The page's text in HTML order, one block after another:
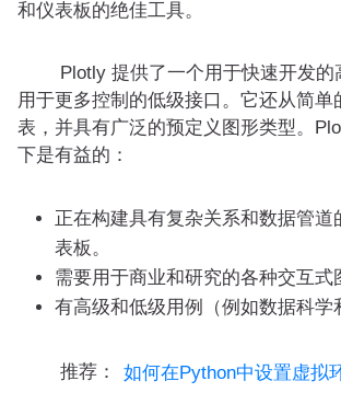
和仪表板的绝佳工具。
Plotly 提供了一个用于快速开发的
用于更多控制的低级接口。它还从简单
表，并具有广泛的预定义图形类型。
下是有益的：
正在构建具有复杂关系和数据管道
表板。
需要用于商业和研究的各种交互式
有高级和低级用例（例如数据科学
推荐： 如何在Python中设置虚拟